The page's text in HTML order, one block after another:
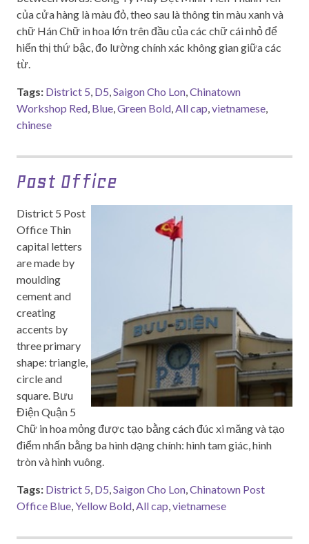
của cửa hàng là màu đỏ, theo sau là thông tin màu xanh và
chữ Hán Chữ in hoa lớn trên đầu của các chữ cái nhỏ để
hiển thị thứ bậc, đo lường chính xác không gian giữa các
từ.
Tags: District 5, D5,Saigon Cho Lon,Chinatown
Workshop Red, Blue,Green Bold,All cap,vietnamese,
chinese
Post Office
District 5 Post
Office Thin
capital letters
are made by
moulding
cement and
creating
accents by
three primary
shape: triangle,
circle and
square. Bưu
Điện Quận 5
Chữ in hoa mỏng được tạo bằng cách đúc xi măng và tạo
điểm nhấn bằng ba hình dạng chính: hình tam giác, hình
tròn và hình vuông.
Tags: District 5, D5,Saigon Cho Lon,Chinatown Post
Office Blue,Yellow Bold,All cap,vietnamese